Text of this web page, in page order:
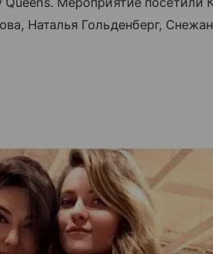
Наталья Гольденберг,